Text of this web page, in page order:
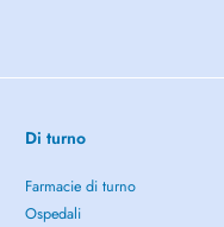
Di turno
Farmacie di turno
Ospedali